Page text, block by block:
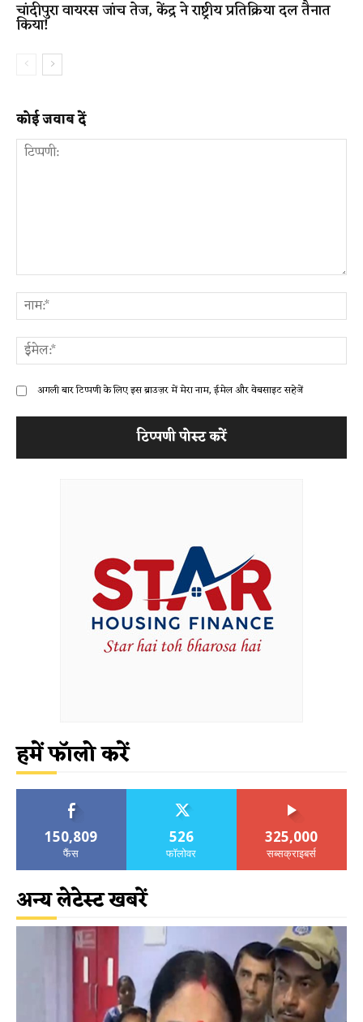
चांदीपुरा वायरस जांच तेज, केंद्र ने राष्ट्रीय प्रतिक्रिया दल तैनात
किया!
कोई जवाब दें
अगली बार टिप्पणी के लिए इस ब्राउज़र में मेरा नाम, ईमेल और वेबसाइट सहेजें
हमें फॉलो करें
150,809
फैंस
526
फॉलोवर
325,000
सब्सक्राइबर्स
अन्य लेटेस्ट खबरें